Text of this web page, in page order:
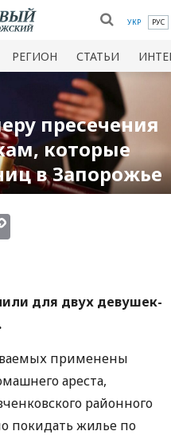
УКР РУС
РЕГИОН СТАТЬИ
пресечения
которые
в Запорожье
для двух девушек-
применены
ареста,
районного
покидать жилье по